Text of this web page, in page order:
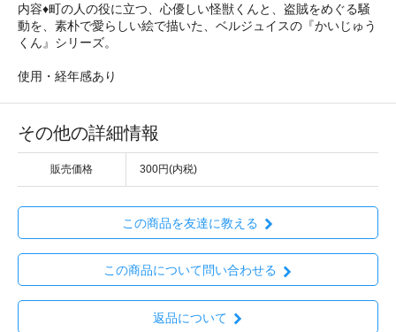
内容♦町の人の役に立つ、心優しい怪獣くんと、盗賊をめぐる騒
動を、素朴で愛らしい絵で描いた、ベルジュイスの『かいじゅう
くん』シリーズ。
使用・経年感あり
その他の詳細情報
販売価格 300円(内税)
この商品を友達に教える
この商品について問い合わせる
返品について